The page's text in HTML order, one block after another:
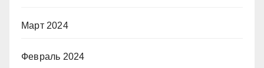
Март 2024
Февраль 2024